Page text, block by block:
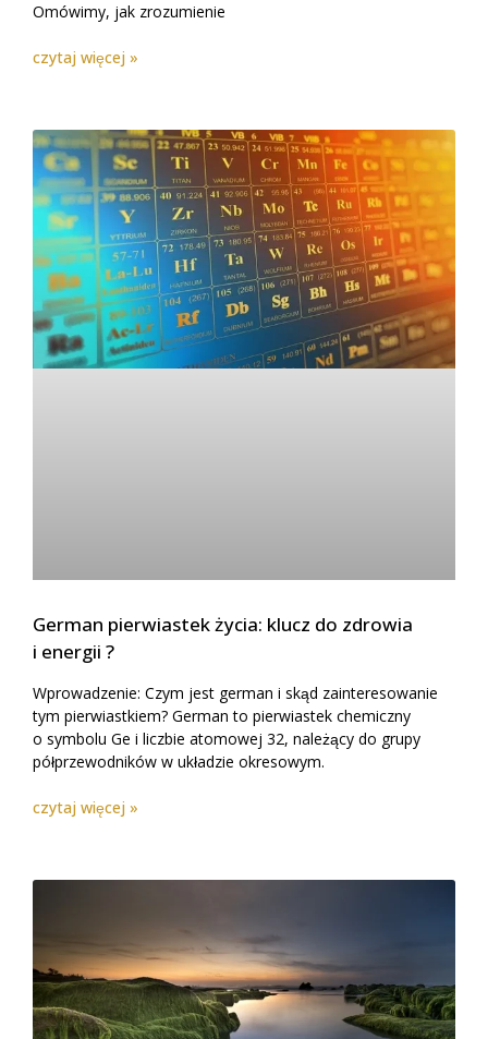
Omówimy, jak zrozumienie
czytaj więcej »
German pierwiastek życia: klucz do zdrowia
i energii ?
Wprowadzenie: Czym jest german i skąd zainteresowanie
tym pierwiastkiem? German to pierwiastek chemiczny
o symbolu Ge i liczbie atomowej 32, należący do grupy
półprzewodników w układzie okresowym.
czytaj więcej »